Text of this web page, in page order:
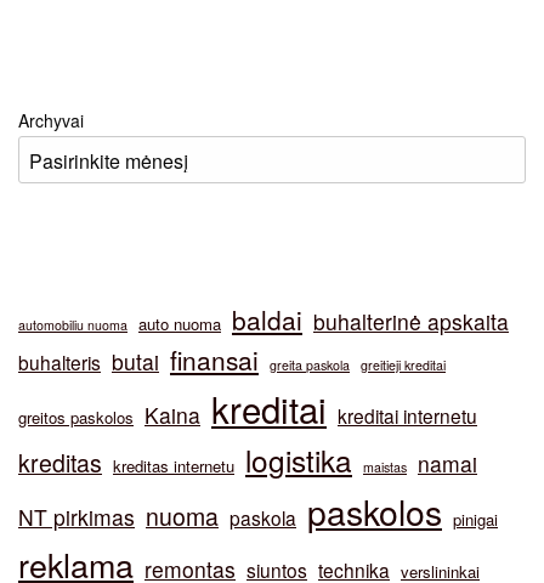
Archyvai
automobiliu nuoma auto nuoma baldai buhalterinė apskaita
buhalteris butai finansai greita paskola greitieji kreditai
greitos paskolos Kaina kreditai kreditai internetu
kreditas kreditas internetu logistika maistas
namai
NT pirkimas nuoma paskola paskolos pinigai
reklama remontas siuntos technika verslininkai